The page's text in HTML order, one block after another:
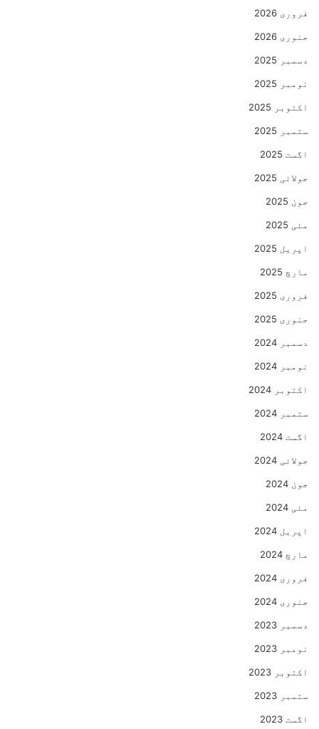
فروری 2026
جنوری 2026
دسمبر 2025
نومبر 2025
اکتوبر 2025
ستمبر 2025
اگست 2025
جولائی 2025
جون 2025
مئی 2025
اپریل 2025
مارچ 2025
فروری 2025
جنوری 2025
دسمبر 2024
نومبر 2024
اکتوبر 2024
ستمبر 2024
اگست 2024
جولائی 2024
جون 2024
مئی 2024
اپریل 2024
مارچ 2024
فروری 2024
جنوری 2024
دسمبر 2023
نومبر 2023
اکتوبر 2023
ستمبر 2023
اگست 2023